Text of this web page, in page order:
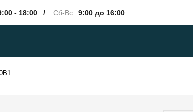
- 18:00 / Сб-Вс: 9:00 до 16:00